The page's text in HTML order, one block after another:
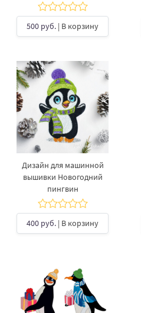
500 руб. | В корзину
Дизайн для машинной
вышивки Новогодний
пингвин
400 руб. | В корзину